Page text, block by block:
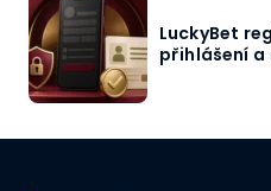
LuckyBet
přihlášení